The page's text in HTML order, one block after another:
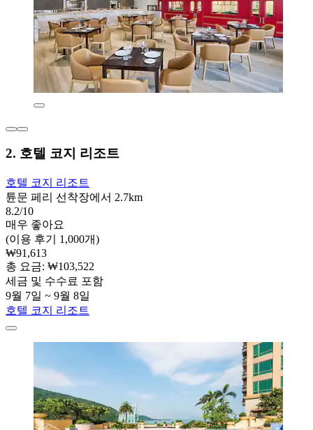
2. 호텔 코지 리조트
호텔 코지 리조트
튠문 페리 선착장에서 2.7km
8.2/10
매우 좋아요
(이용 후기 1,000개)
₩91,613
총 요금: ₩103,522
세금 및 수수료 포함
9월 7일 ~ 9월 8일
호텔 코지 리조트